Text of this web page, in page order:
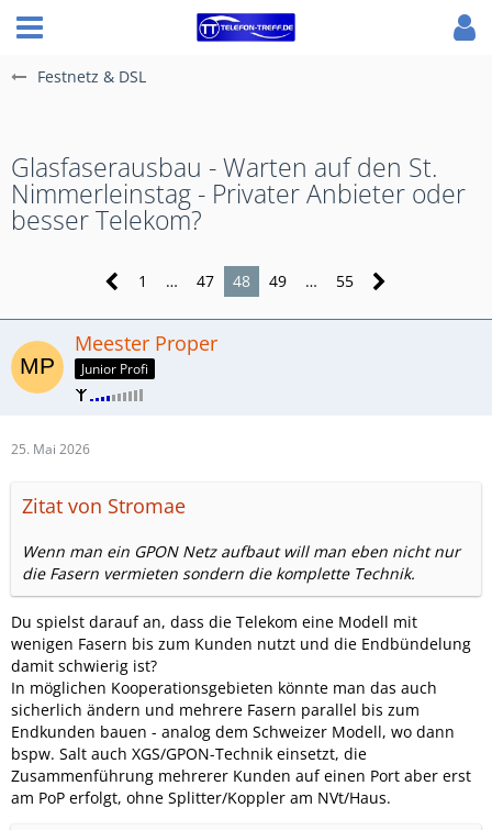
Festnetz & DSL
Glasfaserausbau - Warten auf den St.
Nimmerleinstag - Privater Anbieter oder
besser Telekom?
1 … 47 48 49 … 55
Meester Proper
Junior Profi
25. Mai 2026
Zitat von Stromae
Wenn man ein GPON Netz aufbaut will man eben nicht nur
die Fasern vermieten sondern die komplette Technik.
Du spielst darauf an, dass die Telekom eine Modell mit
wenigen Fasern bis zum Kunden nutzt und die Endbündelung
damit schwierig ist?
In möglichen Kooperationsgebieten könnte man das auch
sicherlich ändern und mehrere Fasern parallel bis zum
Endkunden bauen - analog dem Schweizer Modell, wo dann
bspw. Salt auch XGS/GPON-Technik einsetzt, die
Zusammenführung mehrerer Kunden auf einen Port aber erst
am PoP erfolgt, ohne Splitter/Koppler am NVt/Haus.